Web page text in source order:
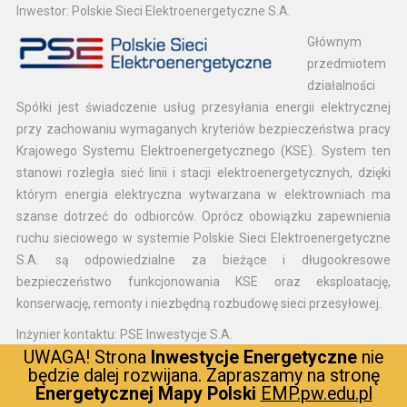
Inwestor: Polskie Sieci Elektroenergetyczne S.A.
Głównym
przedmiotem
działalności
Spółki jest świadczenie usług przesyłania energii elektrycznej
przy zachowaniu wymaganych kryteriów bezpieczeństwa pracy
Krajowego Systemu Elektroenergetycznego (KSE). System ten
stanowi rozległa sieć linii i stacji elektroenergetycznych, dzięki
którym energia elektryczna wytwarzana w elektrowniach ma
szanse dotrzeć do odbiorców. Oprócz obowiązku zapewnienia
ruchu sieciowego w systemie Polskie Sieci Elektroenergetyczne
S.A. są odpowiedzialne za bieżące i długookresowe
bezpieczeństwo funkcjonowania KSE oraz eksploatację,
konserwację, remonty i niezbędną rozbudowę sieci przesyłowej.
Inżynier kontaktu: PSE Inwestycje S.A.
To spółka
należąca do
UWAGA! Strona Inwestycje Energetyczne nie
będzie dalej rozwijana. Zapraszamy na stronę
Energetycznej Mapy Polski EMP.pw.edu.pl